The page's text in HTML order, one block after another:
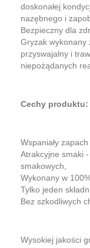
doskonałej
nazębnego i
Bezpieczny dla
Gryzak wykonany
przyswajalny i
niepożądanych
Cechy produktu:
Wspaniały
Atrakcyjne smaki
smakowych,
Wykonany w
Tylko jeden
Bez szkodliwych
Wysokiej jakości